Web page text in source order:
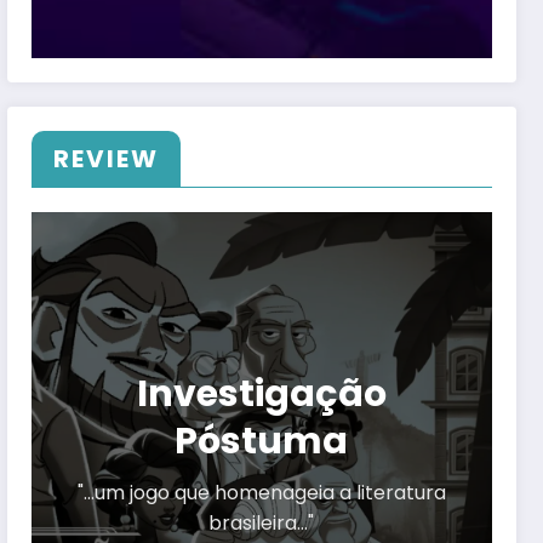
REVIEW
Investigação
Póstuma
"…um jogo que homenageia a literatura
brasileira…"